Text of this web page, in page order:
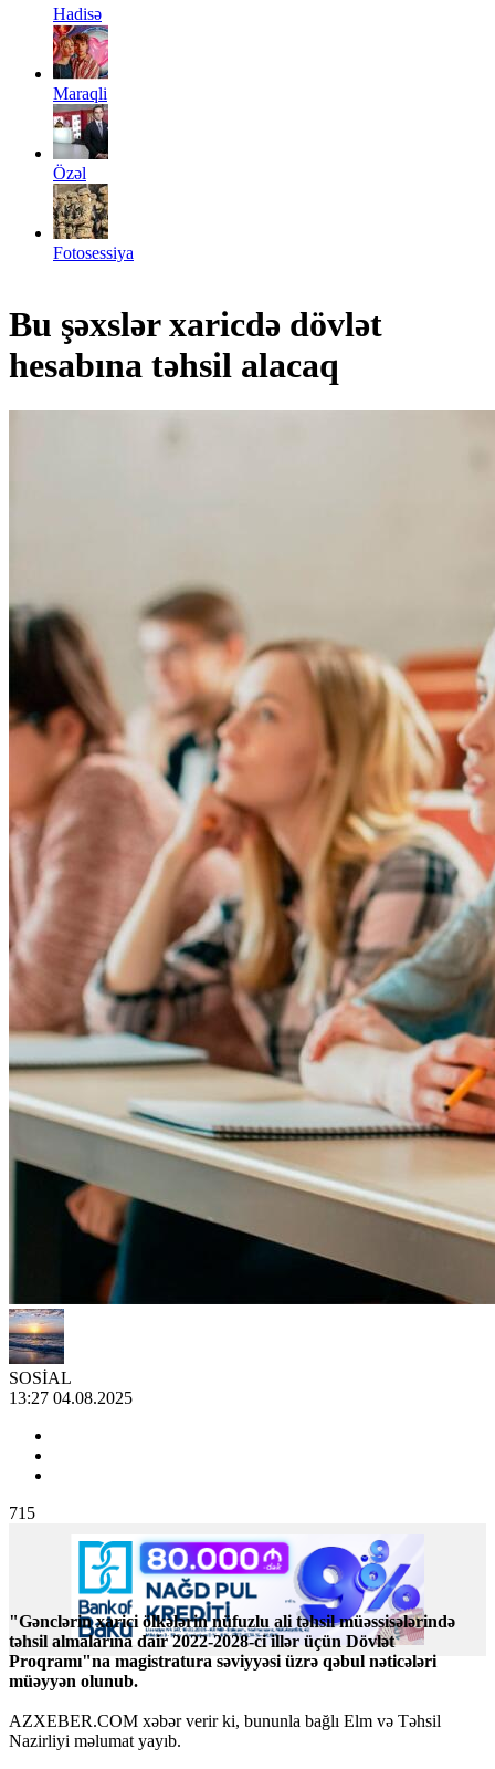
Hadisə
Maraqli
Özəl
Fotosessiya
Bu şəxslər xaricdə dövlət
hesabına təhsil alacaq
SOSİAL
13:27 04.08.2025
715
"Gənclərin xarici ölkələrin nüfuzlu ali təhsil müəssisələrində
təhsil almalarına dair 2022-2028-ci illər üçün Dövlət
Proqramı"na magistratura səviyyəsi üzrə qəbul nəticələri
müəyyən olunub.
AZXEBER.COM xəbər verir ki, bununla bağlı Elm və Təhsil
Nazirliyi məlumat yayıb.